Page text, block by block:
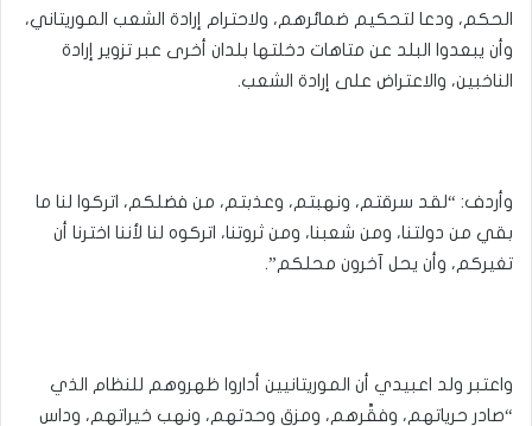
الحكم، ودعا لتحكيم ضمائرهم، ولاحترام إرادة الشعب الموريتاني،
وأن يبعدوا البلد عن متاهات دخلتها بلدان أخرى عبر تزوير إرادة
الناخبين، والاعتراض على إرادة الشعب.
وأردف: “لقد سرقتم، ونهبتم، وعذبتم، من فضلكم، اتركوا لنا ما
بقي من دولتنا، ومن شعبنا، ومن ثروتنا، اتركوه لنا لأننا اخترنا أن
تغيركم، وأن يحل آخرون محلكم”.
واعتبر ولد اعبيدي أن الموريتانيين أداروا ظهروهم للنظام الذي
“صادر حرياتهم، وفقَّرهم، ومزق وحدتهم، ونهب خيراتهم، وداس